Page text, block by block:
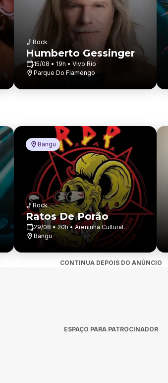
Rock
Humberto Gessinger
15/08 • 19h • Vivo Rio
Parque Do Flamengo
Bangu
Rock
Ratos De Porão
29/08 • 20h • Areninha Cultural
Hermeto Pascoal
Bangu
CONTINUA DEPOIS DO ANÚNCIO
ESPAÇO PARA PATROCINADOR